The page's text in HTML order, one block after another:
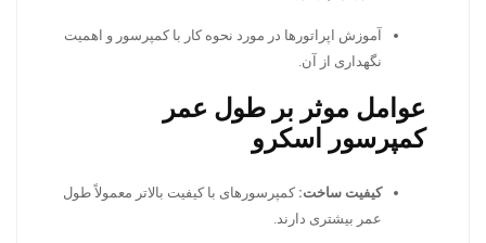
آموزش اپراتورها در مورد نحوه کار با کمپرسور و اهمیت
نگهداری از آن.
عوامل موثر بر طول عمر
کمپرسور اسکرو
کیفیت ساخت: کمپرسورهای با کیفیت بالاتر معمولاً طول
عمر بیشتری دارند.